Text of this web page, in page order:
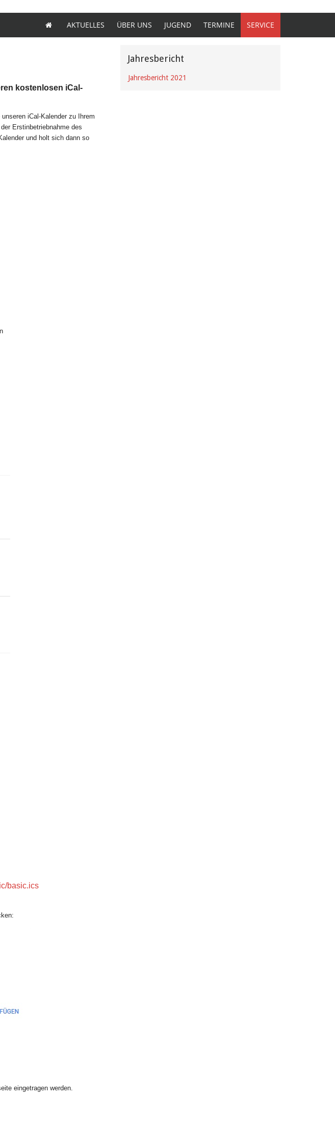
AKTUELLES ÜBER UNS JUGEND TERMINE SERVICE
kostenlosen iCal-
iCal-Kalender zu Ihrem
Erstinbetriebnahme des
und holt sich dann so
basic.ics
eingetragen werden.
Jahresbericht
Jahresbericht 2021